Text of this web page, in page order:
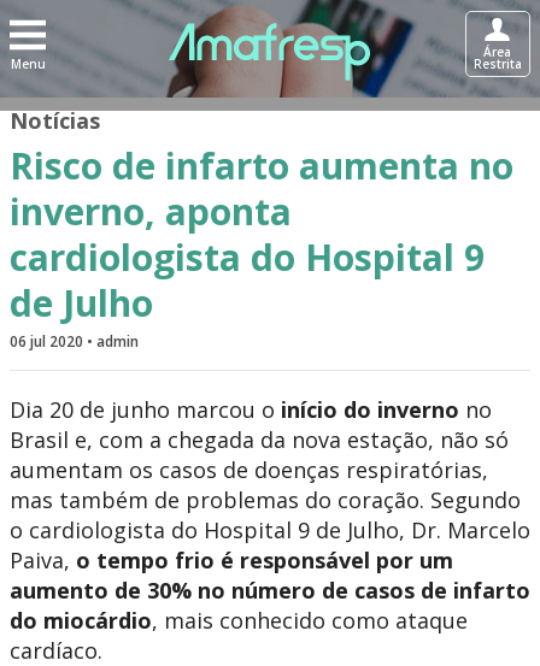
Menu
Área
Restrita
Notícias
Risco de infarto aumenta no
inverno, aponta
cardiologista do Hospital 9
de Julho
06 jul 2020 • admin
Dia 20 de junho marcou o início do inverno no
Brasil e, com a chegada da nova estação, não só
aumentam os casos de doenças respiratórias,
mas também de problemas do coração. Segundo
o cardiologista do Hospital 9 de Julho, Dr. Marcelo
Paiva, o tempo frio é responsável por um
aumento de 30% no número de casos de infarto
do miocárdio, mais conhecido como ataque
cardíaco.